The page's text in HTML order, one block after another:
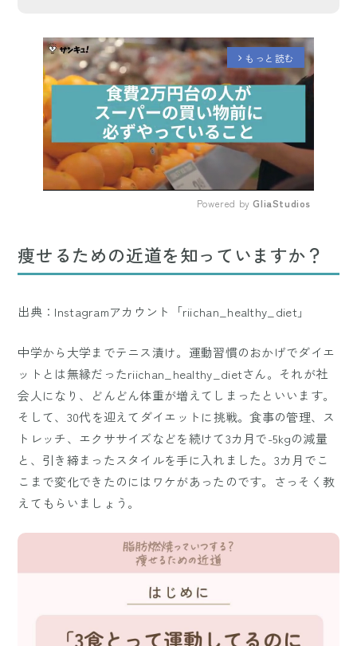
arrow_forward_ios もっと読む
Powered by GliaStudios
痩せるための近道を知っていますか？
出典：Instagramアカウント「riichan_healthy_diet」
中学から大学までテニス漬け。運動習慣のおかげでダイエ
ットとは無縁だったriichan_healthy_dietさん。それが社
会人になり、どんどん体重が増えてしまったといいます。
そして、30代を迎えてダイエットに挑戦。食事の管理、ス
トレッチ、エクササイズなどを続けて3カ月で-5kgの減量
と、引き締まったスタイルを手に入れました。3カ月でこ
こまで変化できたのにはワケがあったのです。さっそく教
えてもらいましょう。